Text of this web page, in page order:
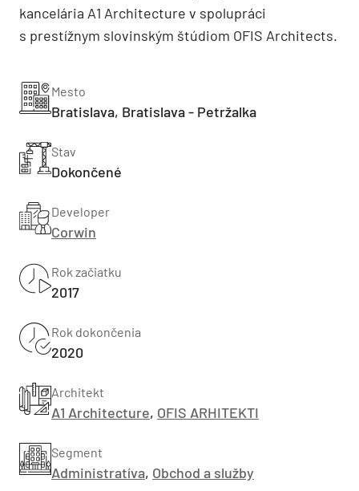
kancelária A1 Architecture v spolupráci
s prestížnym slovinským štúdiom OFIS Architects.
Mesto
Bratislava, Bratislava - Petržalka
Stav
Dokončené
Developer
Corwin
Rok začiatku
2017
Rok dokončenia
2020
Architekt
A1 Architecture, OFIS ARHITEKTI
Segment
Administratíva, Obchod a služby